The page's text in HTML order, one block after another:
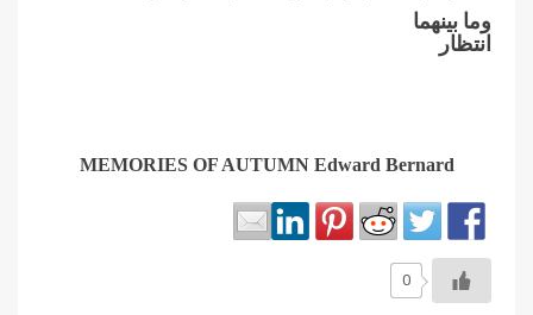
وما بينهما
انتظار
MEMORIES OF AUTUMN Edward Bernard
0